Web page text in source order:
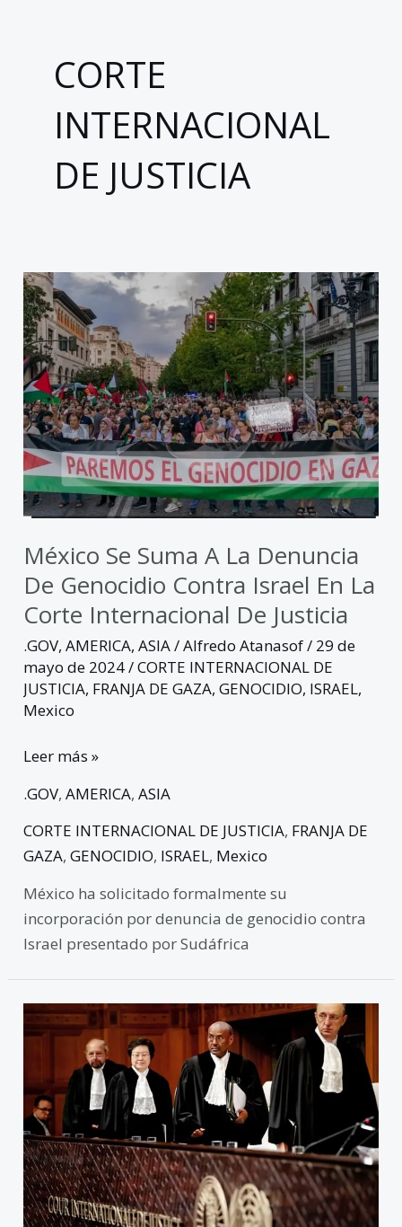
CORTE
INTERNACIONAL
DE JUSTICIA
México Se Suma A La Denuncia
De Genocidio Contra Israel En La
Corte Internacional De Justicia
.GOV,AMERICA,ASIA/Alfredo Atanasof/ 29 de
mayo de 2024/CORTE INTERNACIONAL DE
JUSTICIA, FRANJA DE GAZA,GENOCIDIO, ISRAEL,
Mexico
México
se
suma
a
la
denuncia
de
Genocidio
contra
Israel
la
Corte
Internacional
de
Justicia
Leer más »
.GOV,AMERICA,ASIA
CORTE INTERNACIONAL DE JUSTICIA, FRANJA DE
GAZA,GENOCIDIO, ISRAEL, Mexico
México ha solicitado formalmente su
incorporación por denuncia de genocidio contra
Israel presentado por Sudáfrica
La
Corte
Internacional
de
Justicia
Dictamina
que
Israel
Debe